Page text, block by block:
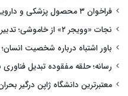
فراخوان ۳ محصول پزشکی و دارویی به دلیل خطرهای کیفی و ایمنی
نجات «وویجر ۲» از خاموشی؛ تدبیر ناسا برای حفظ کاوشگر ۴۸ ساله
باور اشتباه درباره شخصیت
رسانه؛ حلقه مفقوده تبدیل
معتبرترین دانشگاه ژاپن درگیر